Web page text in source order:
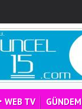
WEB TV GÜNDEM